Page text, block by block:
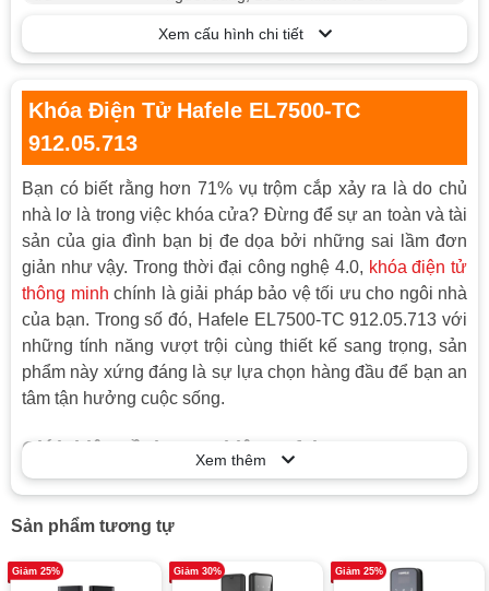
Tính năng
- Quản lý mật khẩu chủ và mật khẩu
người dùng
chống sao chép
- Có thể điều chỉnh âm lượng khóa
- Tích hợp cảm biến báo cháy : khi phát
hiện nhiệt độ bên trong nha cao hơn
60°C, khóa sẽ tự động mở
- Chức năng chống sốc điện
- Chức năng tự động khóa sau khi khóa
được mở nhưng cửa vẫn ở vị trí đóng
- Âm thanh cảnh báo phá khóa khi có lực
mạnh tác động mạnh lên mặt ngoài của
- Khóa sẽ tự động vô hiệu hóa 1 phút khi
nhập sai 5 lần liên tiếp mật mã/thẻ
- Chức năng cảnh báo khi cửa chưa được
- Có thể thay đổi linh hoạt giữa 2 chế độ
khóa thủ công và tự động
Xem cấu hình chi tiết
Khóa Điện Tử Hafele EL7500-TC
912.05.713
Bạn có biết rằng hơn 71% vụ trộm cắp xảy ra là do chủ
nhà lơ là trong việc khóa cửa? Đừng để sự an toàn và tài
sản của gia đình bạn bị đe dọa bởi những sai lầm đơn
giản như vậy. Trong thời đại công nghệ 4.0, khóa điện tử
thông minh chính là giải pháp bảo vệ tối ưu cho ngôi nhà
của bạn. Trong số đó, Hafele EL7500-TC 912.05.713 với
những tính năng vượt trội cùng thiết kế sang trọng, sản
phẩm này xứng đáng là sự lựa chọn hàng đầu để bạn an
tâm tận hưởng cuộc sống.
Giới thiệu về thương hiệu Hafele
Hafele là một tập đoàn quốc tế danh tiếng có nguồn gốc
từ Đức, với bề dày lịch sử gần 100 năm. Được thành lập
vào năm 1923, Hafele đã không ngừng nỗ lực để trở
thành nhà cung cấp hàng đầu thế giới về giải pháp phụ
Xem thêm
Sản phẩm tương tự
Giảm 25% Giảm 30% Giảm 25%